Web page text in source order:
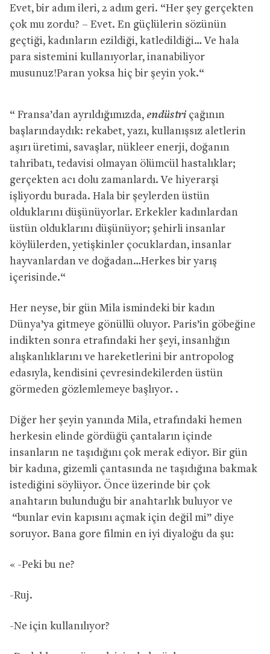
Evet, bir adım ileri, 2 adım geri. “Her şey gerçekten
çok mu zordu? – Evet. En güçlülerin sözünün
geçtiği, kadınların ezildiği, katledildiği… Ve hala
para sistemini kullanıyorlar, inanabiliyor
musunuz!Paran yoksa hiç bir şeyin yok.“
“ Fransa’dan ayrıldığımızda, endüstri çağının
başlarındaydık: rekabet, yazı, kullanışsız aletlerin
aşırı üretimi, savaşlar, nükleer enerji, doğanın
tahribatı, tedavisi olmayan ölümcül hastalıklar;
gerçekten acı dolu zamanlardı. Ve hiyerarşi
işliyordu burada. Hala bir şeylerden üstün
olduklarını düşünüyorlar. Erkekler kadınlardan
üstün olduklarını düşünüyor; şehirli insanlar
köylülerden, yetişkinler çocuklardan, insanlar
hayvanlardan ve doğadan…Herkes bir yarış
içerisinde.“
Her neyse, bir gün Mila ismindeki bir kadın
Dünya’ya gitmeye gönüllü oluyor. Paris’in göbeğine
indikten sonra etrafındaki her şeyi, insanlığın
alışkanlıklarını ve hareketlerini bir antropolog
edasıyla, kendisini çevresindekilerden üstün
görmeden gözlemlemeye başlıyor. .
Diğer her şeyin yanında Mila, etrafındaki hemen
herkesin elinde gördüğü çantaların içinde
insanların ne taşıdığını çok merak ediyor. Bir gün
bir kadına, gizemli çantasında ne taşıdığına bakmak
istediğini söylüyor. Önce üzerinde bir çok
anahtarın bulunduğu bir anahtarlık buluyor ve
“bunlar evin kapısını açmak için değil mi” diye
soruyor. Bana gore filmin en iyi diyaloğu da şu:
« -Peki bu ne?
-Ruj.
-Ne için kullanılıyor?